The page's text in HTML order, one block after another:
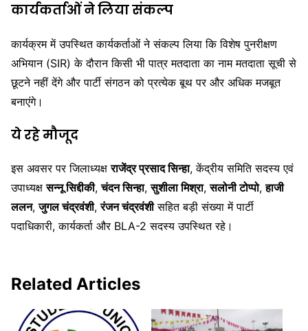
कार्यकर्ताओं ने लिया संकल्प
कार्यक्रम में उपस्थित कार्यकर्ताओं ने संकल्प लिया कि विशेष पुनरीक्षण
अभियान (SIR) के दौरान किसी भी पात्र मतदाता का नाम मतदाता सूची से
छूटने नहीं देंगे और पार्टी संगठन को प्रत्येक बूथ पर और अधिक मजबूत
बनाएंगे।
ये रहे मौजूद
इस अवसर पर जिलाध्यक्षराजेंद्र प्रसाद सिन्हा, केंद्रीय समिति सदस्य एवं
उपाध्यक्षसन्नू सिद्दीकी,चंदन सिन्हा,सुशीला मिश्रा,सलोनी टोप्पो,हाजी
ललन,जुगल चंद्रवंशी,रंजन चंद्रवंशीसहित बड़ी संख्या में पार्टी
पदाधिकारी, कार्यकर्ता और BLA-2 सदस्य उपस्थित रहे।
Related Articles